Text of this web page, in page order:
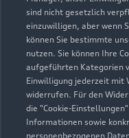
sind nicht gesetzlich
einzuwilligen, aber wenn
können Sie bestimmte
nutzen. Sie können Ihre
aufgeführten Kategorien
Einwilligung jederzeit mit
widerrufen. Für den
die "Cookie-
Informationen sowie
personenbezogenen